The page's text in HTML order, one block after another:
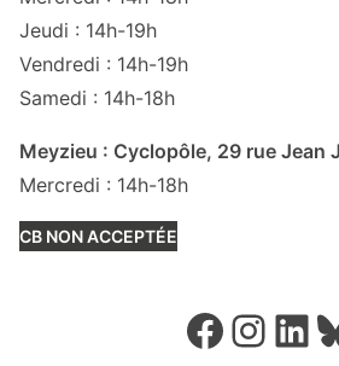
Jeudi : 14h-19h
Vendredi : 14h-19h
Samedi : 14h-18h
Meyzieu : Cyclopôle, 29 rue Jean
Mercredi : 14h-18h
CB NON ACCEPTÉE
Facebook Instagram LinkedIn Bluesky